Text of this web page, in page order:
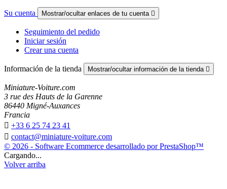
Su cuenta Mostrar/ocultar enlaces de tu cuenta 
Seguimiento del pedido
Iniciar sesión
Crear una cuenta
Información de la tienda Mostrar/ocultar información de la tienda 
Miniature-Voiture.com
3 rue des Hauts de la Garenne
86440 Migné-Auxances
Francia
 +33 6 25 74 23 41
 contact@miniature-voiture.com
© 2026 - Software Ecommerce desarrollado por PrestaShop™
Cargando...
Volver arriba